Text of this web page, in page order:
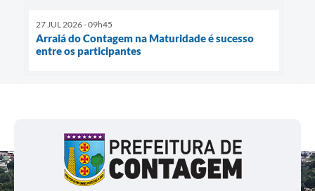
27 JUL 2026 - 09h45
Arraiá do Contagem na Maturidade é sucesso
entre os participantes